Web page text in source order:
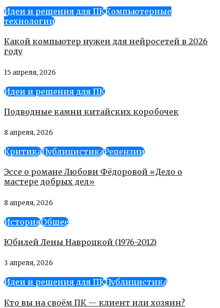
Идеи и решения для ПККомпьютерные
технологии
Какой компьютер нужен для нейросетей в 2026
году
15 апреля, 2026
Идеи и решения для ПК
Подводные камни китайских коробочек
8 апреля, 2026
КритикаПублицистикаРецензии
Эссе о романе Любови Фёдоровой «Дело о
мастере добрых дел»
8 апреля, 2026
ИсторияОбщее
Юбилей Лены Навроцкой (1976-2012)
3 апреля, 2026
Идеи и решения для ПКПублицистика
Кто вы на своём ПК — клиент или хозяин?